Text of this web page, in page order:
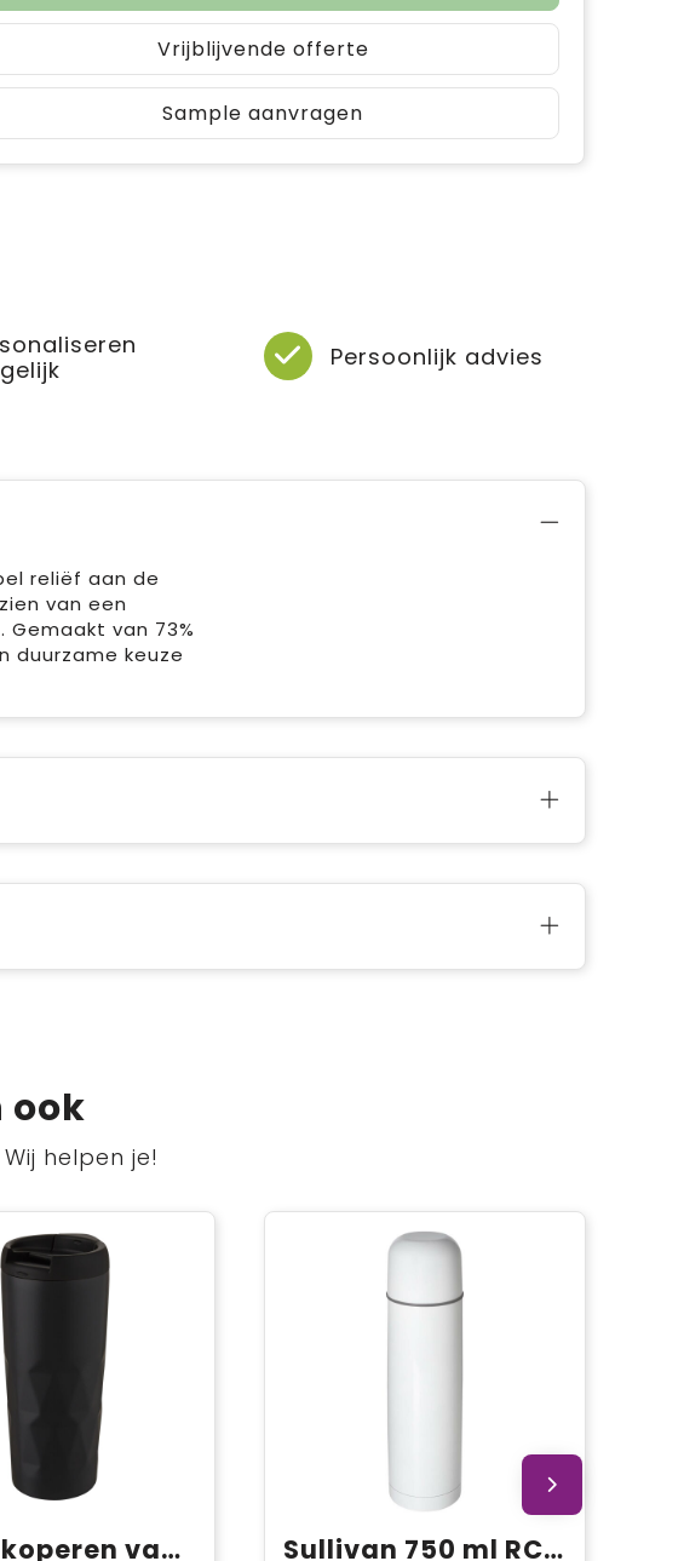
Vrijblijvende offerte
Sample aanvragen
Persoonlijk advies
reliëf aan de
van een
van 73%
duurzame keuze
ook
helpen je!
Prism koperen vacuüm geïsoleerde beker van 450 ml Sullivan 750 ml RCS-gecertificeerde gerecyclede roestvrijstalen vacuümgeïsoleerde fles